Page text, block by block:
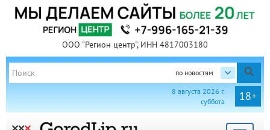
ООО "Регион центр", ИНН 4817003180
по новостям
18+
8 августа 2026 г.
суббота